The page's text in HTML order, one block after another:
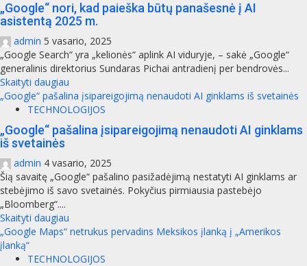
„Google“ nori, kad paieška būtų panašesnė į AI
asistentą 2025 m.
admin 5 vasario, 2025
„Google Search“ yra „kelionės“ aplink AI viduryje, – sakė „Google“
generalinis direktorius Sundaras Pichai antradienį per bendrovės...
Skaityti daugiau
„Google“ pašalina įsipareigojimą nenaudoti AI ginklams iš svetainės
TECHNOLOGIJOS
„Google“ pašalina įsipareigojimą nenaudoti AI ginklams
iš svetainės
admin 4 vasario, 2025
Šią savaitę „Google“ pašalino pasižadėjimą nestatyti AI ginklams ar
stebėjimo iš savo svetainės. Pokyčius pirmiausia pastebėjo
„Bloomberg“....
Skaityti daugiau
„Google Maps“ netrukus pervadins Meksikos įlanką į „Amerikos
įlanką“
TECHNOLOGIJOS